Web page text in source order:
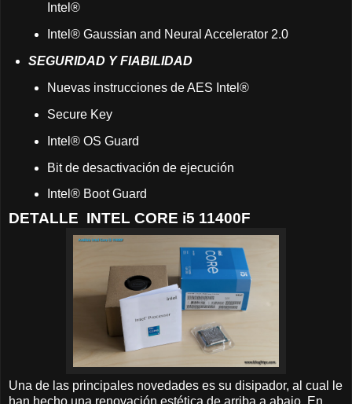
Intel®
Intel® Gaussian and Neural Accelerator 2.0
SEGURIDAD Y FIABILIDAD
Nuevas instrucciones de AES Intel®
Secure Key
Intel® OS Guard
Bit de desactivación de ejecución
Intel® Boot Guard
DETALLE INTEL CORE i5 11400F
Una de las principales novedades es su disipador, al cual le